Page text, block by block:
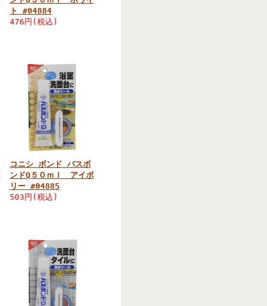
ト #04884
476円(税込)
コニシ ボンド バスボ
ンドQ５０ｍｌ アイボ
リー #04885
503円(税込)